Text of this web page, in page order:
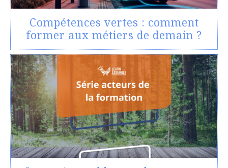
Compétences vertes : comment
former aux métiers de demain ?